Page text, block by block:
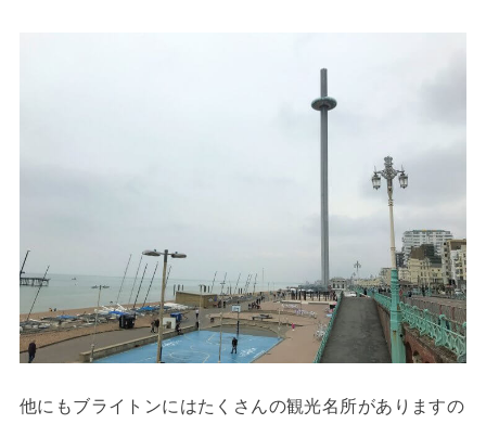
他にもブライトンにはたくさんの観光名所がありますの